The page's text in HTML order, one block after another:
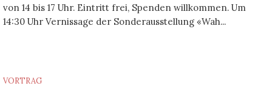
von 14 bis 17 Uhr. Eintritt frei, Spenden willkommen. Um
14:30 Uhr Vernissage der Sonderausstellung «Wah...
VORTRAG